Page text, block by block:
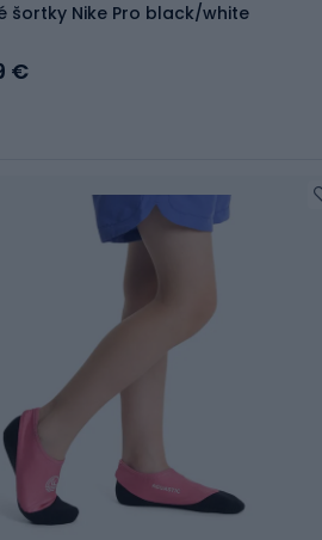
šortky Nike Pro black/white
€